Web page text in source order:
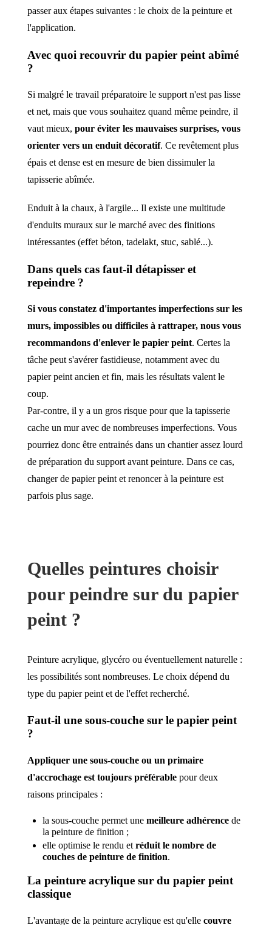
passer aux étapes suivantes : le choix de la peinture et
l'application.
Avec quoi recouvrir du papier peint abîmé
?
Si malgré le travail préparatoire le support n'est pas lisse
et net, mais que vous souhaitez quand même peindre, il
vaut mieux, pour éviter les mauvaises surprises, vous
orienter vers un enduit décoratif. Ce revêtement plus
épais et dense est en mesure de bien dissimuler la
tapisserie abîmée.
Enduit à la chaux, à l'argile... Il existe une multitude
d'enduits muraux sur le marché avec des finitions
intéressantes (effet béton, tadelakt, stuc, sablé...).
Dans quels cas faut-il détapisser et
repeindre ?
Si vous constatez d'importantes imperfections sur les
murs, impossibles ou difficiles à rattraper, nous vous
recommandons d'enlever le papier peint. Certes la
tâche peut s'avérer fastidieuse, notamment avec du
papier peint ancien et fin, mais les résultats valent le
coup.
Par-contre, il y a un gros risque pour que la tapisserie
cache un mur avec de nombreuses imperfections. Vous
pourriez donc être entrainés dans un chantier assez lourd
de préparation du support avant peinture. Dans ce cas,
changer de papier peint et renoncer à la peinture est
parfois plus sage.
Quelles peintures choisir
pour peindre sur du papier
peint ?
Peinture acrylique, glycéro ou éventuellement naturelle :
les possibilités sont nombreuses. Le choix dépend du
type du papier peint et de l'effet recherché.
Faut-il une sous-couche sur le papier peint
?
Appliquer une sous-couche ou un primaire
d'accrochage est toujours préférable pour deux
raisons principales :
la sous-couche permet une meilleure adhérencede
la peinture de finition ;
elle optimise le rendu et réduit le nombre de
couches de peinture de finition.
La peinture acrylique sur du papier peint
classique
L'avantage de la peinture acrylique est qu'elle couvre